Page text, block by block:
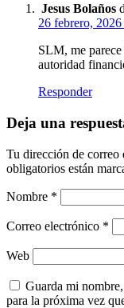
Jesus Bolaños
26 febrero,
SLM, me parece
autoridad
Responder
Deja una
Tu dirección de correo
obligatorios están
Nombre *
Correo electrónico *
Web
Guarda mi
para la próxima vez